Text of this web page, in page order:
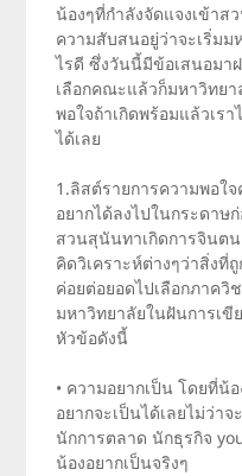
น้องๆที่กำลังจัดแจงเข้าส
ความสับสนอยู่ว่าจะเริ่ม
ไรดี ซึ่งวันนี้มีข้อเสนอมา
เลือกคณะแล้วก็มหาวิทย
พอใจถ้าเกิดพร้อมแล้วเร
ได้เลย
1.ลิสต์รายการความพอใ
อยากได้ลงไปในกระดาษ
สวนสุนันทาเกิดการจินต
คิดวิเคราะห์ต่างๆว่าสิ่งที่
ค่อยต่อยอดไปเลือกภาค
มหาวิทยาลัยในฝันการเขี
หัวข้อดังนี้
• ความอยากเป็น โดยที่น้
อยากจะเป็นได้เลยไม่ว่า
นักการตลาด นักธุรกิจ
น้องอยากเป็นจริงๆ